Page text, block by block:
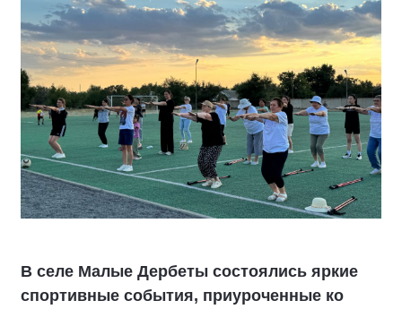
В селе Малые Дербеты состоялись яркие
спортивные события, приуроченные ко